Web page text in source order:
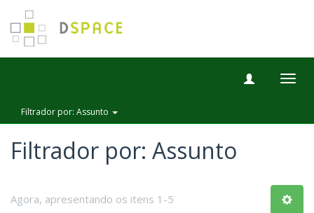
Filtrador por: Assunto
Filtrador por: Assunto
Agora, apresentando os itens 1-5